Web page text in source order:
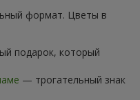
формат. Цветы в
подарок, который
— трогательный знак